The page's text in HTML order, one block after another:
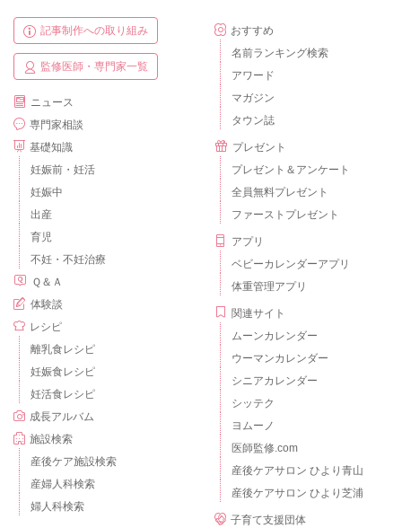
記事制作への取り組み
監修医師・専門家一覧
ニュース
専門家相談
基礎知識
妊娠前・妊活
妊娠中
出産
育児
不妊・不妊治療
Ｑ＆Ａ
体験談
レシピ
離乳食レシピ
妊娠食レシピ
妊活食レシピ
成長アルバム
施設検索
産後ケア施設検索
産婦人科検索
婦人科検索
おすすめ
名前ランキング検索
アワード
マガジン
タウン誌
プレゼント
プレゼント＆アンケート
全員無料プレゼント
ファーストプレゼント
アプリ
ベビーカレンダーアプリ
体重管理アプリ
関連サイト
ムーンカレンダー
ウーマンカレンダー
シニアカレンダー
シッテク
ヨムーノ
医師監修.com
産後ケアサロン ひより青山
産後ケアサロン ひより芝浦
子育て支援団体